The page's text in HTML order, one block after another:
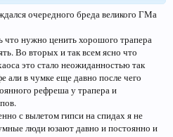
очередного бреда великого ГМа
что нужно ценить хорошого трапера
Во вторых и так всем ясно что
это стало неожиданностью так
али в чумке еще давно после чего
рефреша у трапера и
с вылетом гипси на спидах я не
люди юзают давно и постоянно и